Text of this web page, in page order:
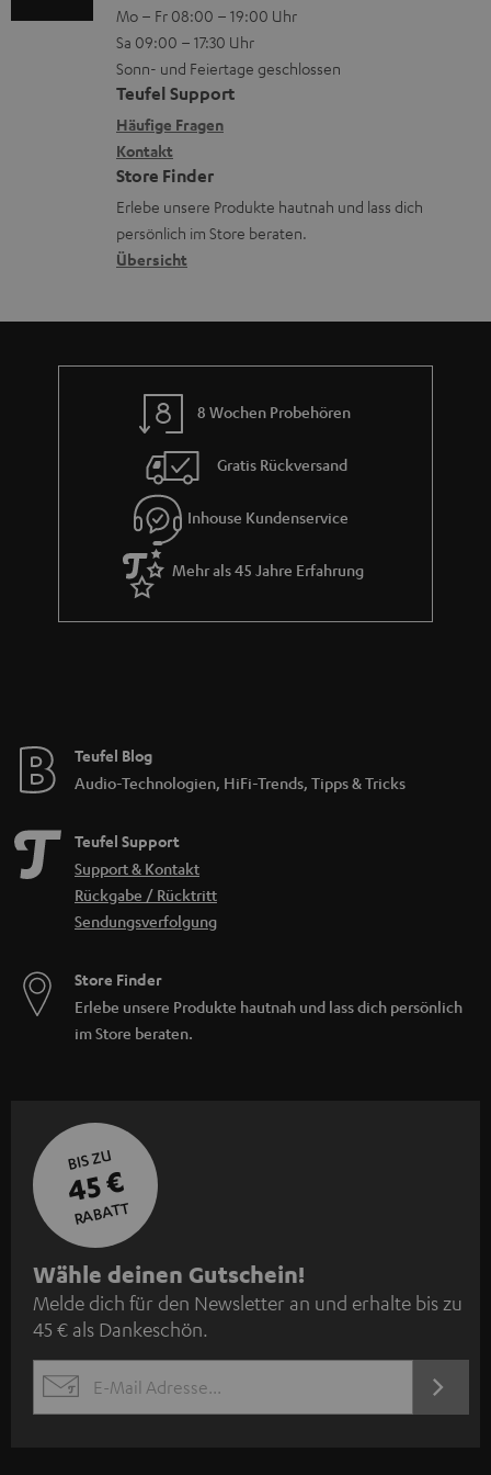
t
e
r
l
a
d
e
n
o
n
e
n
z
u
r
G
r
a
-
L
e
x
i
k
o
n
n
t
a
k
t
d
a
t
n
Mo – Fr 08:00 – 19:00 Uhr
Sa 09:00 – 17:30 Uhr
Sonn- und Feiertage geschlossen
Teufel Support
Häufige Fragen
Kontakt
Store Finder
Erlebe unsere Produkte hautnah und lass dich
persönlich im Store beraten.
Übersicht
8 Wochen Probehören
Gratis Rückversand
Inhouse Kundenservice
Mehr als 45 Jahre Erfahrung
Teufel Blog
Audio-Technologien, HiFi-Trends, Tipps & Tricks
Teufel Support
Support & Kontakt
Rückgabe / Rücktritt
Sendungsverfolgung
Store Finder
Erlebe unsere Produkte hautnah und lass dich persönlich
im Store beraten.
BIS ZU
45 €
RABATT
N
e
w
s
l
Wähle deinen Gutschein!
Melde dich für den Newsletter an und erhalte bis zu
45 € als Dankeschön.
EMAIL
JETZT